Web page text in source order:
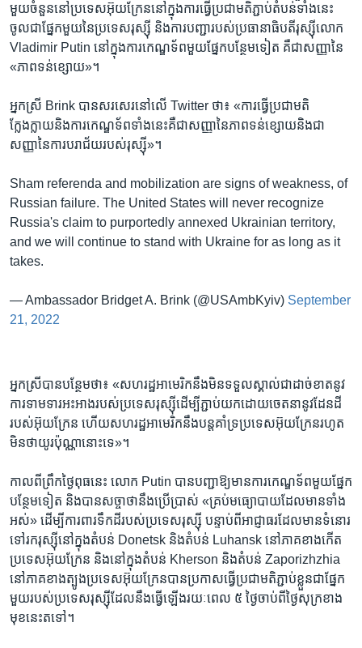
មួយ​ចំនួន​នៅ​ប្រទេស​អ៊ុយក្រែន​នៅ​ក្នុង​ការ​ធ្វើ​ប្រជាមតិ​ភ្ជាប់​តំបន់​ទាំង​នេះ​
ចូល​ជា​ផ្នែក​មួយ​នៃ​ប្រទេស​រុស្ស៊ី និង​ការ​បញ្ជា​របស់​ប្រធានាធិបតី​រុស្ស៊ី​លោក
Vladimir Putin នៅ​ក្នុង​ការ​កេណ្ឌ​ទ័ព​មួយ​ផ្នែក​បន្ថែម​ទៀត គឺ​ជា​សញ្ញា​នៃ
«ភាព​ទន់ខ្សោយ»។
អ្នកស្រី Brink បាន​សរសេរ​នៅ​លើ Twitter ថា៖ «ការ​ធ្វើ​ប្រជាមតិ​
ក្លែងក្លាយ​និង​ការ​កេណ្ឌ​ទ័ព​ទាំង​នេះ​គឺ​ជា​សញ្ញា​នៃ​ភាព​ទន់ខ្សោយ​និង​ជា​
សញ្ញា​នៃ​ការ​បរាជ័យ​របស់​រុស្ស៊ី»។
Sham referenda and mobilization are signs of weakness, of
Russian failure. The United States will never recognize
Russia's claim to purportedly annexed Ukrainian territory,
and we will continue to stand with Ukraine for as long as it
takes.
— Ambassador Bridget A. Brink (@USAmbKyiv) September
21, 2022
អ្នកស្រី​បាន​បន្ថែម​ថា៖ «សហរដ្ឋ​អាមេរិក​នឹង​មិន​ទទួល​ស្គាល់​ជា​ដាច់ខាត​នូវ​
ការ​ទាមទារ​អះអាង​របស់​ប្រទេស​រុស្ស៊ី​ដើម្បី​ភ្ជាប់​យក​ដោយ​ចេតនា​នូវ​ដែនដី​
របស់​អ៊ុយក្រែន ហើយ​សហរដ្ឋ​អាមេរិក​នឹង​បន្ត​គាំទ្រ​ប្រទេស​អ៊ុយក្រែន​រហូត​
មិន​ថា​យូរ​ប៉ុណ្ណា​នោះ​ទេ»។
កាលពី​ព្រឹក​ថ្ងៃ​ពុធ​នេះ លោក Putin បាន​បញ្ជា​ឱ្យ​មាន​ការ​កេណ្ឌ​ទ័ព​មួយ​ផ្នែក​
បន្ថែម​ទៀត និង​បាន​សច្ចា​ថា​នឹង​ប្រើប្រាស់ «គ្រប់​មធ្យោបាយ​ដែល​មាន​ទាំង​
អស់» ដើម្បី​ការពារ​ទឹកដី​របស់​ប្រទេស​រុស្ស៊ី បន្ទាប់ពី​អាជ្ញាធរ​ដែល​មាន​ទំនោរ​
ទៅ​រក​រុស្ស៊ី​នៅ​ក្នុង​តំបន់ Donetsk និង​តំបន់ Luhansk នៅ​ភាគ​ខាង​កើត​
ប្រទេស​អ៊ុយក្រែន និង​នៅ​ក្នុង​តំបន់ Kherson និង​តំបន់ Zaporizhzhia
នៅ​ភាគ​ខាង​ត្បូង​ប្រទេស​អ៊ុយក្រែន​បាន​ប្រកាស​ធ្វើ​ប្រជាមតិ​ភ្ជាប់​ខ្លួន​ជា​ផ្នែក​
មួយ​របស់​ប្រទេស​រុស្ស៊ី​ដែល​នឹង​ធ្វើ​ឡើង​រយៈពេល ៥ ថ្ងៃ​ចាប់ពី​ថ្ងៃ​សុក្រ​ខាង​
មុខ​នេះ​តទៅ។